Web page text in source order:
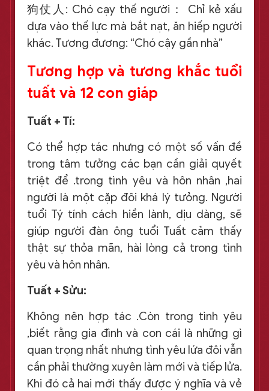
狗仗人: Chó cạy thế người： Chỉ kẻ xấu
dựa vào thế lực mà bắt nạt, ăn hiếp người
khác. Tương đương: “Chó cậy gần nhà”
Tương hợp và tương khắc tuổi
tuất và 12 con giáp
Tuất + Tí:
Có thể hợp tác nhưng có một số vấn đề
trong tâm tưởng các bạn cần giải quyết
triệt để .trong tình yêu và hôn nhân ,hai
người là một cặp đôi khá lý tưỏng. Người
tuổi Tý tính cách hiền lành, dịu dàng, sẽ
giúp người đàn ông tuổi Tuất cảm thấy
thật sự thỏa mãn, hài lòng cả trong tình
yêu và hôn nhân.
Tuất + Sửu:
Không nên hợp tác .Còn trong tình yêu
,biết rằng gia đình và con cái là những gì
quan trọng nhất nhưng tình yêu lứa đôi vẫn
cần phải thường xuyên làm mới và tiếp lửa.
Khi đó cả hai mới thấy được ý nghĩa và vẻ